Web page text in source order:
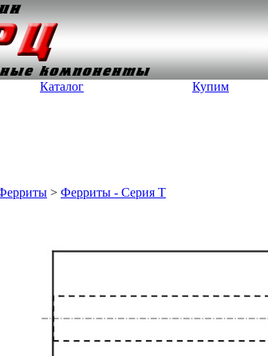
Каталог Купим
> Ферриты - Серия Т